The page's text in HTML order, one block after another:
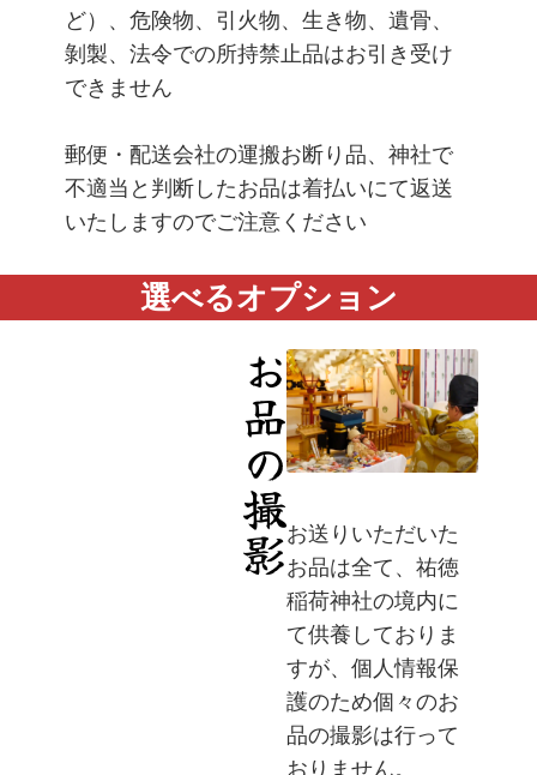
ど）、危険物、引火物、生き物、遺骨、
剝製、法令での所持禁止品はお引き受け
できません
郵便・配送会社の運搬お断り品、神社で
不適当と判断したお品は着払いにて返送
いたしますのでご注意ください
選べるオプション
お品の撮影お送りいただいた
お品は全て、祐徳
稲荷神社の境内に
て供養しておりま
すが、個人情報保
護のため個々のお
品の撮影は行って
おりません。